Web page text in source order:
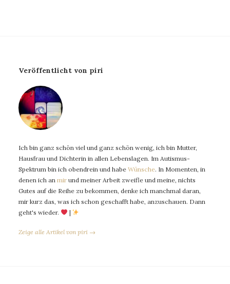
Veröffentlicht von piri
Ich bin ganz schön viel und ganz schön wenig, ich bin Mutter,
Hausfrau und Dichterin in allen Lebenslagen. Im Autismus-
Spektrum bin ich obendrein und habe Wünsche. In Momenten, in
denen ich an mir und meiner Arbeit zweifle und meine, nichts
Gutes auf die Reihe zu bekommen, denke ich manchmal daran,
mir kurz das, was ich schon geschafft habe, anzuschauen. Dann
geht's wieder.
|
Zeige alle Artikel von piri →